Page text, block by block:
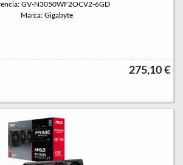
GV-N3050WF2OCV2-6GD
Marca: Gigabyte
275,10 €